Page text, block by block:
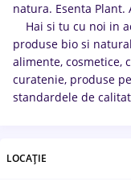
natura. Esenta
Hai si tu cu noi in
produse bio si
alimente, cosmetice,
curatenie, produse
standardele de
LOCAȚIE